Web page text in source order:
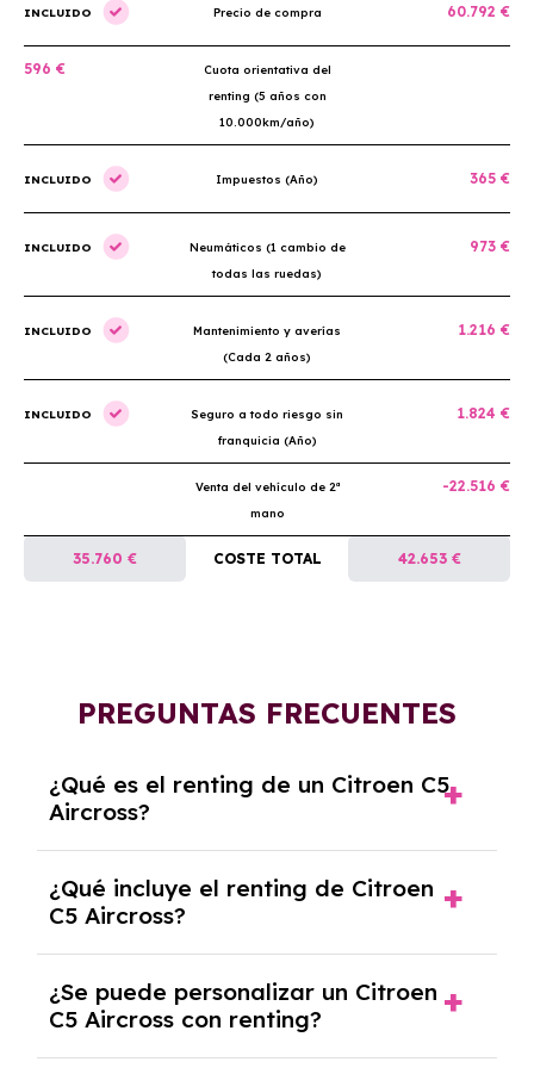
INCLUIDO Precio de compra 60.792 €
596 €
Cuota orientativa del
renting (5 años con
10.000km/año)
INCLUIDO Impuestos (Año) 365 €
INCLUIDO
Neumáticos (1 cambio de
todas las ruedas)
973 €
INCLUIDO
Mantenimiento y averías
(Cada 2 años)
1.216 €
INCLUIDO
Seguro a todo riesgo sin
franquicia (Año)
1.824 €
Venta del vehículo de 2ª
mano
-22.516 €
35.760 € COSTE TOTAL 42.653 €
PREGUNTAS FRECUENTES
¿Qué es el renting de un Citroen C5
Aircross?
contrato de alquiler a largo plazo en el que
pagas una cuota mensual fija por el uso del
coche durante un periodo determinado,
generalmente entre 2 y 5 años.
¿Qué incluye el renting de Citroen
C5 Aircross?
seguro a todo riesgo, mantenimiento,
reparaciones, impuestos, asistencia en
carretera y gestión de la documentación.
¿Se puede personalizar un Citroen
C5 Aircross con renting?